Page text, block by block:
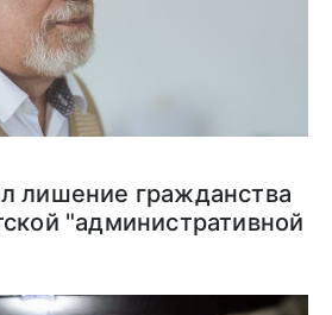
лишение гражданства
"административной